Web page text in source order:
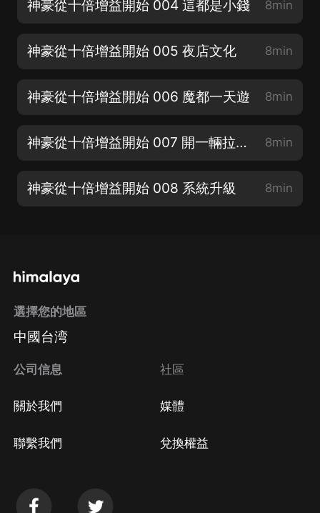
神豪從十倍增益開始 004 這都是小錢 8min
神豪從十倍增益開始 005 夜店文化 8min
神豪從十倍增益開始 006 魔都一天遊 8min
神豪從十倍增益開始 007 開一輛拉一輛 8min
神豪從十倍增益開始 008 系統升級 8min
選擇您的地區
中國台湾
公司信息
關於我們
聯繫我們
社區
媒體
兌換權益